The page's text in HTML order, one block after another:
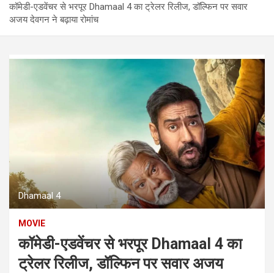
कॉमेडी-एडवेंचर से भरपूर Dhamaal 4 का ट्रेलर रिलीज, डॉल्फिन पर सवार
अजय देवगन ने बढ़ाया रोमांच
Dhamaal 4
MOVIE
कॉमेडी-एडवेंचर से भरपूर Dhamaal 4 का
ट्रेलर रिलीज, डॉल्फिन पर सवार अजय